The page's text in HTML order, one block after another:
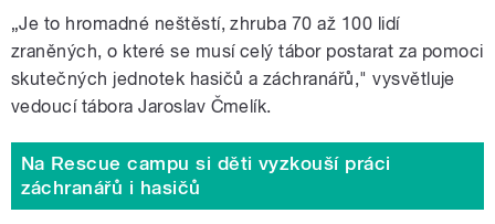
„Je to hromadné neštěstí, zhruba 70 až 100 lidí
zraněných, o které se musí celý tábor postarat za pomoci
skutečných jednotek hasičů a záchranářů," vysvětluje
vedoucí tábora Jaroslav Čmelík.
Na Rescue campu si děti vyzkouší práci
záchranářů i hasičů